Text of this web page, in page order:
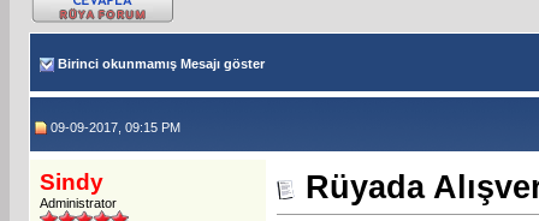
Birinci okunmamış Mesajı göster
09-09-2017, 09:15 PM
Sindy
Administrator Rüyada